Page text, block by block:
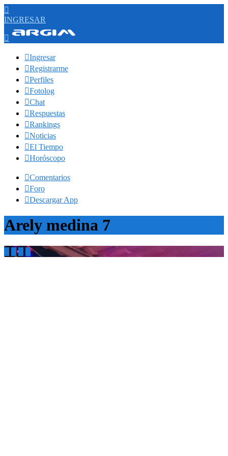

INGRESAR

Ingresar
Registrarme
Perfiles
Fotolog
Chat
Respuestas
Rankings
Noticias
El Tiempo
Horóscopo
Comentarios
Foro
Descargar App
Arely medina 7